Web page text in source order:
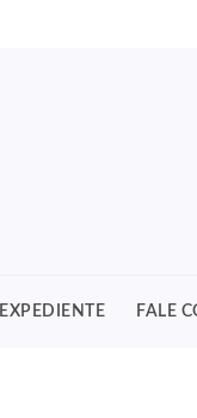
EXPEDIENTE FALE